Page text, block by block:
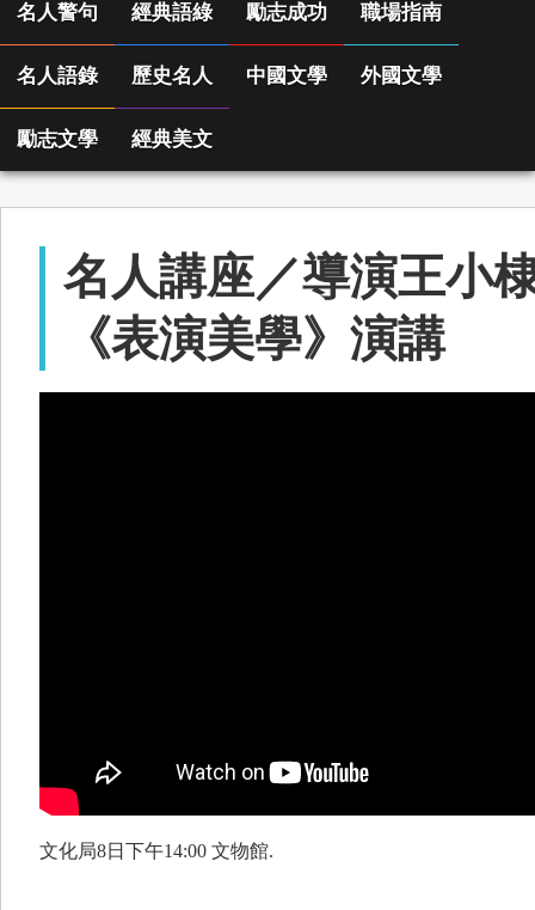
名人警句 經典語綠 勵志成功 職場指南
名人語錄 歷史名人 中國文學 外國文學
勵志文學 經典美文
名人講座／導演王小
《表演美學》演講
文化局8日下午14:00 文物館.